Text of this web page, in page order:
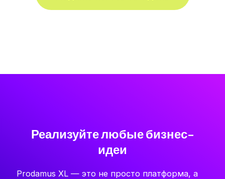
Реализуйте любые бизнес-
идеи
Prodamus XL — это не просто платформа, а